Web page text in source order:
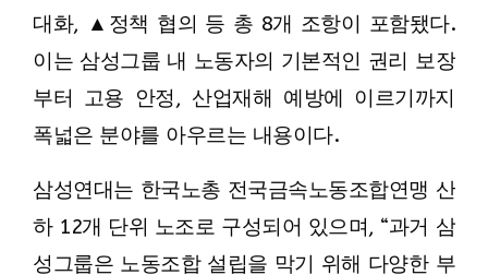
대화, ▲정책 협의 등 총 8개 조항이 포함됐다.
이는 삼성그룹 내 노동자의 기본적인 권리 보장
부터 고용 안정, 산업재해 예방에 이르기까지
폭넓은 분야를 아우르는 내용이다.
삼성연대는 한국노총 전국금속노동조합연맹 산
하 12개 단위 노조로 구성되어 있으며, “과거 삼
성그룹은 노동조합 설립을 막기 위해 다양한 부